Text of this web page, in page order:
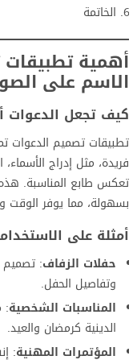
الخاتمة
أهمية
الاسم على
كيف تجعل الدعوات
تطبيقات تصميم الدعوات
فريدة، مثل إدراج
تعكس طابع المناسبة.
بسهولة، مما يوفر الوقت
أمثلة على
حفلات الزفاف: تصميم
وتفاصيل الحفل.
المناسبات الشخصية:
الدينية كرمضان والعيد.
المؤتمرات المهنية: